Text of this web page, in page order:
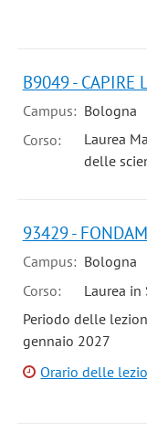
B9049 - CAPIRE
Campus: Bologna
Corso:
Laurea
delle
93429 -
Campus: Bologna
Corso:
Laurea in
Periodo delle
gennaio 2027
Orario delle